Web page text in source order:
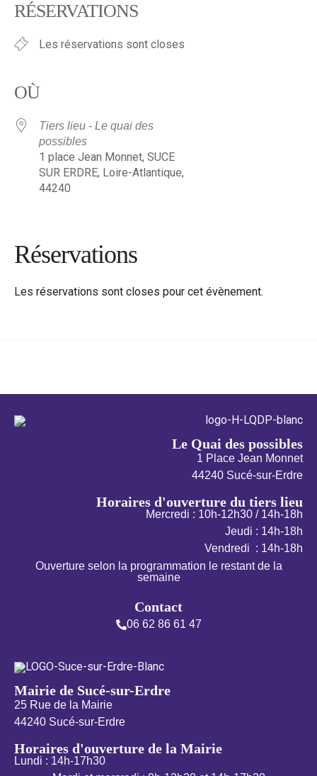
RÉSERVATIONS
Les réservations sont closes
OÙ
Tiers lieu - Le quai des
possibles
1 place Jean Monnet, SUCE
SUR ERDRE, Loire-Atlantique,
44240
Réservations
Les réservations sont closes pour cet évènement.
Le Quai des possibles
1 Place Jean Monnet
44240 Sucé-sur-Erdre
Horaires d'ouverture du tiers lieu
Mercredi : 10h-12h30 / 14h-18h
Jeudi : 14h-18h
Vendredi : 14h-18h
Ouverture selon la programmation le restant de la
semaine
Contact
06 62 86 61 47
Mairie de Sucé-sur-Erdre
25 Rue de la Mairie
44240 Sucé-sur-Erdre
Horaires d'ouverture de la Mairie
Lundi : 14h-17h30